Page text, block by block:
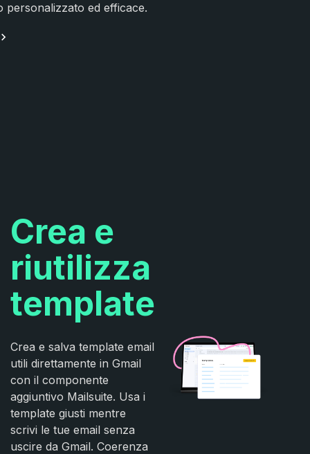
personalizzato ed efficace.
Crea e
riutilizza
template
Crea e salva template email
utili direttamente in Gmail
con il componente
aggiuntivo Mailsuite. Usa i
template giusti mentre
scrivi le tue email senza
uscire da Gmail. Coerenza